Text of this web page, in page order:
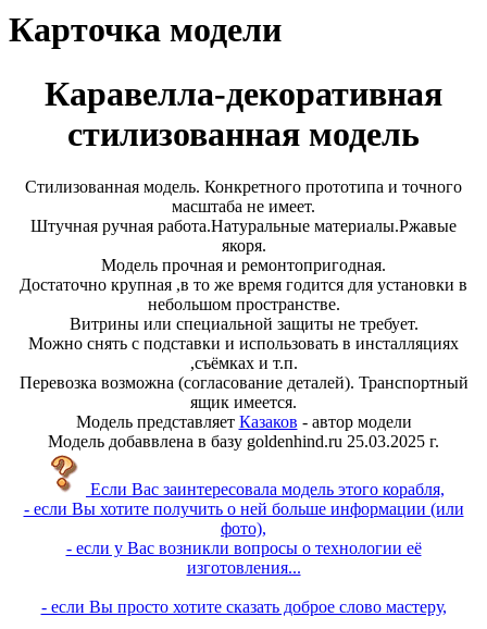
Карточка модели
Каравелла-декоративная
стилизованная модель
Стилизованная модель. Конкретного прототипа и точного
масштаба не имеет.
Штучная ручная работа.Натуральные материалы.Ржавые
якоря.
Модель прочная и ремонтопригодная.
Достаточно крупная ,в то же время годится для установки в
небольшом пространстве.
Витрины или специальной защиты не требует.
Можно снять с подставки и использовать в инсталляциях
,съёмках и т.п.
Перевозка возможна (согласование деталей). Транспортный
ящик имеется.
Модель представляет Казаков - автор модели
Модель добаввлена в базу goldenhind.ru 25.03.2025 г.
Если Вас заинтересовала модель этого корабля,
- если Вы хотите получить о ней больше информации (или
фото),
- если у Вас возникли вопросы о технологии её
изготовления...
- если Вы просто хотите сказать доброе слово мастеру,